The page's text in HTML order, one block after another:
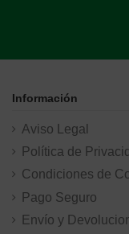
Información
Aviso Legal
Política de
Condiciones de
Pago Seguro
Envío y